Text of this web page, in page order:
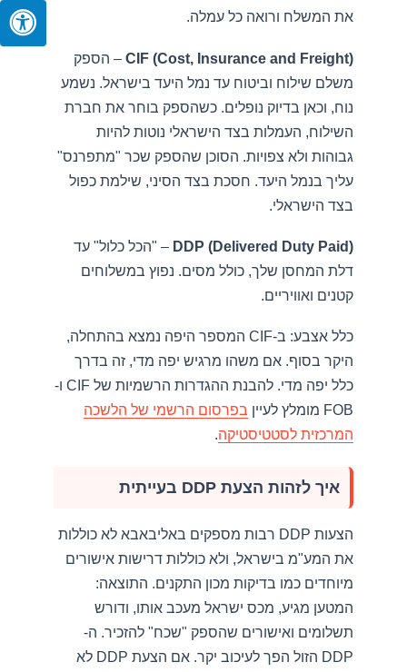
את המשלח ורואה כל עמלה.
CIF (Cost, Insurance and Freight)– הספק
משלם שילוח וביטוח עד נמל היעד בישראל. נשמע
נוח, וכאן בדיוק נופלים. כשהספק בוחר את חברת
השילוח, העמלות בצד הישראלי נוטות להיות
גבוהות ולא צפויות. הסוכן שהספק שכר "מתפרנס"
עליך בנמל היעד. חסכת בצד הסיני, שילמת כפול
בצד הישראלי.
DDP (Delivered Duty Paid) – "הכל כלול" עד
דלת המחסן שלך, כולל מסים. נפוץ במשלוחים
קטנים ואוויריים.
כלל אצבע: ב-CIF המספר היפה נמצא בהתחלה,
היקר בסוף. אם משהו מרגיש יפה מדי, זה בדרך
כלל יפה מדי. להבנת ההגדרות הרשמיות של CIF ו-
FOB מומלץ לעיין
בפרסום הרשמי של הלשכה
המרכזית לסטטיסטיקה.
איך לזהות הצעת DDP בעייתית
הצעות DDP רבות מספקים באליבאבא לא כוללות
את המע"מ בישראל, ולא כוללות דרישות אישורים
מיוחדים כמו בדיקות מכון התקנים. התוצאה:
המטען מגיע, מכס ישראל מעכב אותו, ודורש
תשלומים ואישורים שהספק "שכח" להזכיר. ה-
DDP הזול הפך לעיכוב יקר. אם הצעת DDP לא